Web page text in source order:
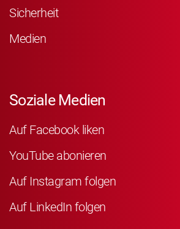
Sicherheit
Medien
Soziale Medien
Auf Facebook liken
YouTube abonieren
Auf Instagram folgen
Auf LinkedIn folgen